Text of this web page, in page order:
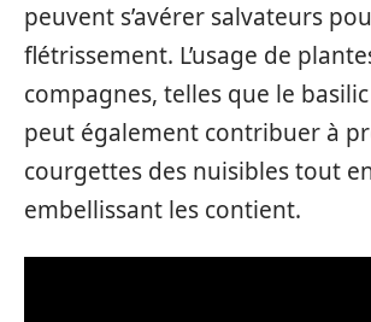
peuvent s’avérer salvateurs
flétrissement. L’usage de
compagnes, telles que le
peut également contribuer à
courgettes des nuisibles tout
embellissant les contient.